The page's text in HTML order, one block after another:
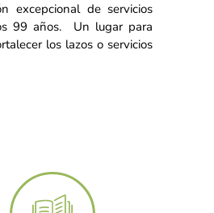
excepcional de servicios
99 años. Un lugar para
los lazos o servicios